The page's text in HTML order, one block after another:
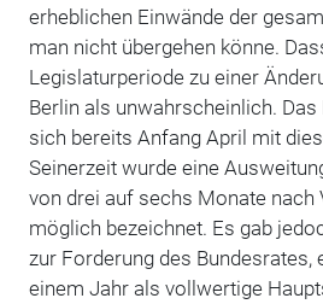
erheblichen Einwände der
man nicht übergehen könne.
Legislaturperiode zu einer
Berlin als unwahrscheinlich.
sich bereits Anfang April mit
Seinerzeit wurde eine
von drei auf sechs Monate nach
möglich bezeichnet. Es gab
zur Forderung des Bundesrates,
einem Jahr als vollwertige